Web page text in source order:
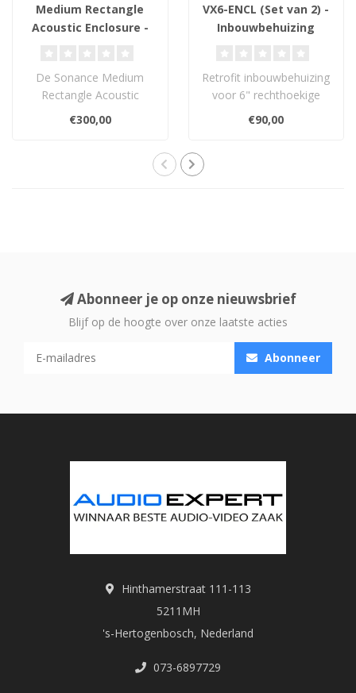
Medium Rectangle
Acoustic Enclosure -
De Sonance Medium
Rectangle Acoustic
verstevigde 1/2" ..
€300,00
VX6-ENCL (Set van 2) -
Inbouwbehuizing
Retrofit inbouwbehuizing
voor 6" rechthoekige
Experience luidspre..
€90,00
Abonneer je op onze nieuwsbrief
Blijf op de hoogte over onze laatste acties
Abonneer
Hinthamerstraat 111-113
5211MH
's-Hertogenbosch, Nederland
073-6897729